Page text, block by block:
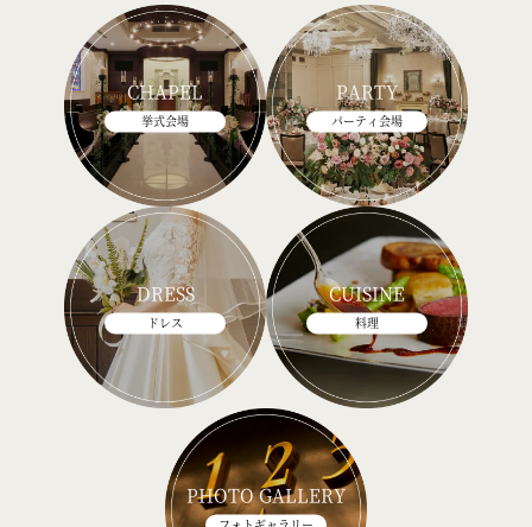
CHAPEL
挙式会場
PARTY
パーティ会場
DRESS
ドレス
CUISINE
料理
PHOTO GALLERY